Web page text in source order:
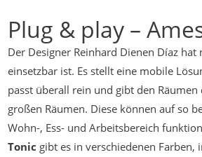
Plug & play –
Der Designer Reinhard Dienen Díaz
einsetzbar ist. Es stellt eine mobile
passt überall rein und gibt den
großen Räumen. Diese können auf so
Wohn-, Ess- und Arbeitsbereich
Tonic gibt es in verschiedenen